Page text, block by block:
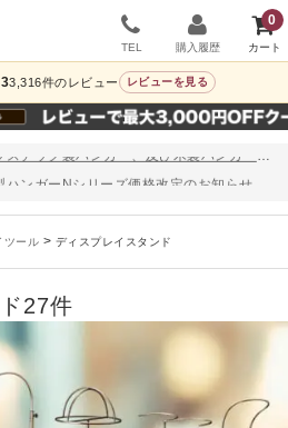
0
TEL 購入履歴
3,316件のレビュー レビューを見る
年始休業のお知らせ
スチール製ハンガー、およびディスプレイスタンド価格改定のお知らせ
ハンガーNシリーズ価格改定のお知らせ
年始休業のお知らせ
ツール > ディスプレイスタンド
27件